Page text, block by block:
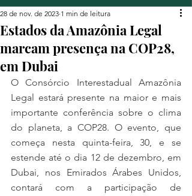
Estados da Amazônia Legal
marcam presença na COP28,
em Dubai
28 de nov. de 2023 1 min de leitura
O Consórcio Interestadual Amazônia
Legal estará presente na maior e mais
importante conferência sobre o clima
do planeta, a COP28. O evento, que
começa nesta quinta-feira, 30, e se
estende até o dia 12 de dezembro, em
Dubai, nos Emirados Árabes Unidos,
contará com a participação de